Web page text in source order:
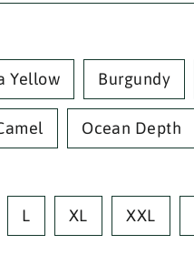
Yellow Burgundy
Ocean Depth
L XL XXL